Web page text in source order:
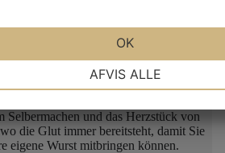
Ihre Familie sich spielerisch in die
Sie sich im Umgang mit
im Holzhacken, stellen Sie Mehl her
Brot am Lagerfeuer, oder gehen Sie
einen Einbaum wie in der Steinzeit
den Sonntagsausflügen um 1900.
auf dem See in beiden. Båldalen ist
Selbermachen und das Herzstück von
die Glut immer bereitsteht, damit Sie
eigene Wurst mitbringen können.
MARKETING STATISTIK
AFVIS ALLE
OK